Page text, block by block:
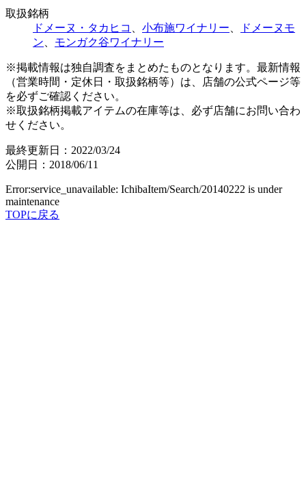
取扱銘柄
ドメーヌ・タカヒコ
小布施ワイナリー
ドメーヌモ
ン
モンガク谷ワイナリー
※掲載情報は独自調査をまとめたものとなります。最新情報
（営業時間・定休日・取扱銘柄等）は、店舗の公式ページ等
を必ずご確認ください。
※取扱銘柄掲載アイテムの在庫等は、必ず店舗にお問い合わ
せください。
最終更新日：2022/03/24
公開日：2018/06/11
Error:service_unavailable: IchibaItem/Search/20140222 is under
maintenance
TOPに戻る